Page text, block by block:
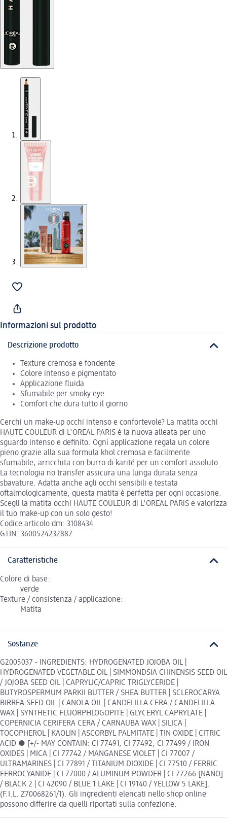
Informazioni sul prodotto
Descrizione prodotto
Texture cremosa e fondente
Colore intenso e pigmentato
Applicazione fluida
Sfumabile per smoky eye
Comfort che dura tutto il giorno
Cerchi un make-up occhi intenso e confortevole? La matita occhi
HAUTE COULEUR di L'OREAL PARiS è la nuova alleata per uno
sguardo intenso e definito. Ogni applicazione regala un colore
pieno grazie alla sua formula khol cremosa e facilmente
sfumabile, arricchita con burro di karité per un comfort assoluto.
La tecnologia no transfer assicura una lunga durata senza
sbavature. Adatta anche agli occhi sensibili e testata
oftalmologicamente, questa matita è perfetta per ogni occasione.
Scegli la matita occhi HAUTE COULEUR di L'OREAL PARiS e valorizza
il tuo make-up con un solo gesto!
Codice articolo dm: 3108434
GTIN: 3600524232887
Caratteristiche
Colore di base:
verde
Texture / consistenza / applicazione:
Matita
Sostanze
G2005037 - INGREDIENTS: HYDROGENATED JOJOBA OIL |
HYDROGENATED VEGETABLE OIL | SIMMONDSIA CHINENSIS SEED OIL
/ JOJOBA SEED OIL | CAPRYLIC/CAPRIC TRIGLYCERIDE |
BUTYROSPERMUM PARKII BUTTER / SHEA BUTTER | SCLEROCARYA
BIRREA SEED OIL | CANOLA OIL | CANDELILLA CERA / CANDELILLA
WAX | SYNTHETIC FLUORPHLOGOPITE | GLYCERYL CAPRYLATE |
COPERNICIA CERIFERA CERA / CARNAUBA WAX | SILICA |
TOCOPHEROL | KAOLIN | ASCORBYL PALMITATE | TIN OXIDE | CITRIC
ACID ● [+/- MAY CONTAIN: CI 77491, CI 77492, CI 77499 / IRON
OXIDES | MICA | CI 77742 / MANGANESE VIOLET | CI 77007 /
ULTRAMARINES | CI 77891 / TITANIUM DIOXIDE | CI 77510 / FERRIC
FERROCYANIDE | CI 77000 / ALUMINUM POWDER | CI 77266 [NANO]
/ BLACK 2 | CI 42090 / BLUE 1 LAKE | CI 19140 / YELLOW 5 LAKE].
(F.I.L. Z70068261/1). Gli ingredienti elencati nello shop online
possono differire da quelli riportati sulla confezione.